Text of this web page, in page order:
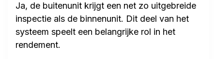
Ja, de buitenunit krijgt een net zo uitgebreide
inspectie als de binnenunit. Dit deel van het
systeem speelt een belangrijke rol in het
rendement.